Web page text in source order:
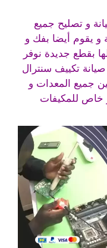
و تصليح جميع
و يقوم أيضا بفك و
بقطع جديدة نوفر
تكييف سنترال
جميع المعدات و
خاص للمكيفات